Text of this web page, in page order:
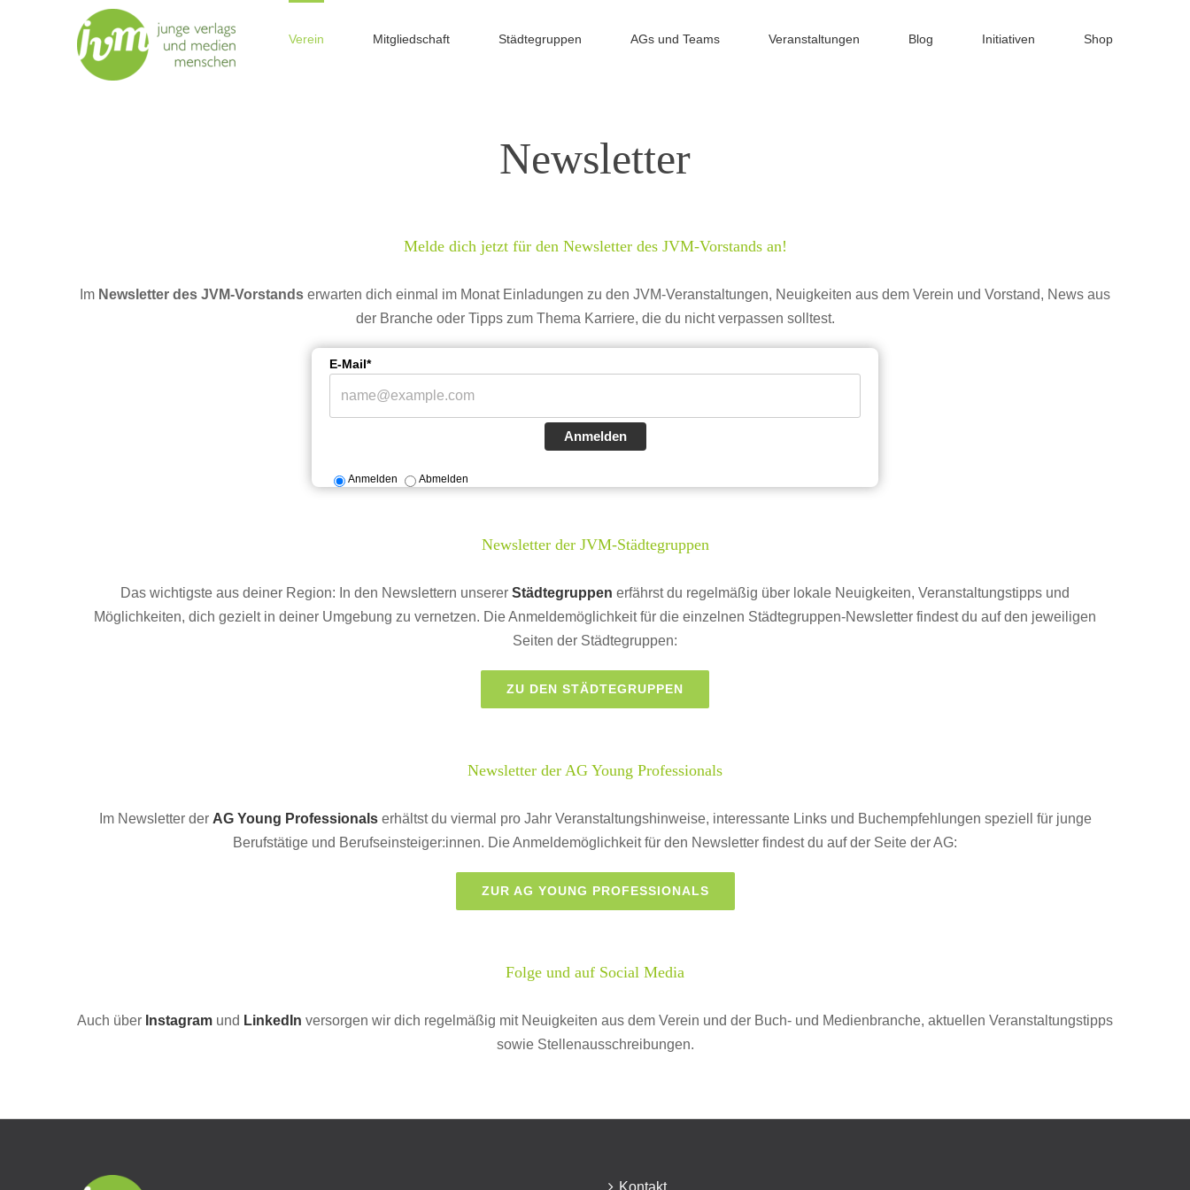
Verein Mitgliedschaft Städtegruppen AGs und Teams Veranstaltungen Blog Initiativen Shop
Newsletter
Melde dich jetzt für den Newsletter des JVM-Vorstands an!
Im Newsletter des JVM-Vorstands erwarten dich einmal im Monat Einladungen zu den JVM-Veranstaltungen, Neuigkeiten aus dem Verein und Vorstand, News aus
der Branche oder Tipps zum Thema Karriere, die du nicht verpassen solltest.
E-Mail*
Anmelden
Anmelden Abmelden
Newsletter der JVM-Städtegruppen
Das wichtigste aus deiner Region: In den Newslettern unserer Städtegruppen erfährst du regelmäßig über lokale Neuigkeiten, Veranstaltungstipps und
Möglichkeiten, dich gezielt in deiner Umgebung zu vernetzen. Die Anmeldemöglichkeit für die einzelnen Städtegruppen-Newsletter findest du auf den jeweiligen
Seiten der Städtegruppen:
ZU DEN STÄDTEGRUPPEN
Newsletter der AG Young Professionals
Im Newsletter der AG Young Professionalserhältst du viermal pro Jahr Veranstaltungshinweise, interessante Links und Buchempfehlungen speziell für junge
Berufstätige und Berufseinsteiger:innen. Die Anmeldemöglichkeit für den Newsletter findest du auf der Seite der AG:
ZUR AG YOUNG PROFESSIONALS
Folge und auf Social Media
Auch über Instagram und LinkedIn versorgen wir dich regelmäßig mit Neuigkeiten aus dem Verein und der Buch- und Medienbranche, aktuellen Veranstaltungstipps
sowie Stellenausschreibungen.
Kontakt